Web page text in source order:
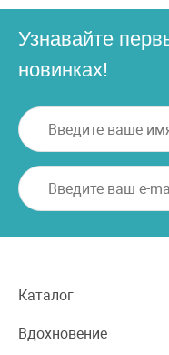
Узнавайте
новинках!
Каталог
Вдохновение